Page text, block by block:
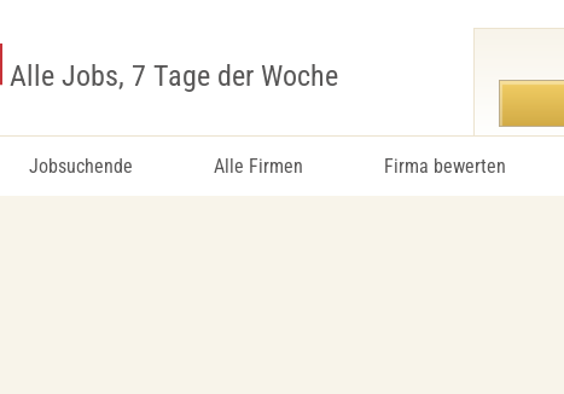
Alle Jobs, 7 Tage der Woche
Jobsuchende Alle Firmen Firma bewerten